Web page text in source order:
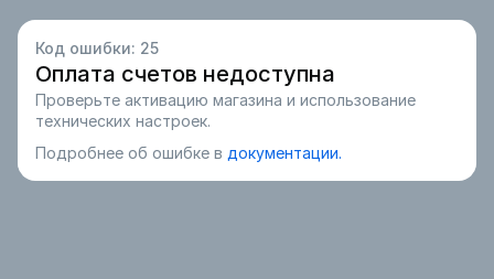
Код ошибки: 25
Оплата счетов недоступна
Проверьте активацию магазина и использование
технических настроек.
Подробнее об ошибке в документации.